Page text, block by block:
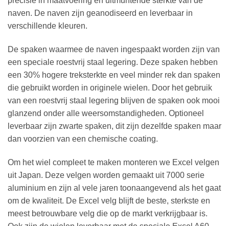
naven. De naven zijn geanodiseerd en leverbaar in
verschillende kleuren.
De spaken waarmee de naven ingespaakt worden zijn van
een speciale roestvrij staal legering. Deze spaken hebben
een 30% hogere treksterkte en veel minder rek dan spaken
die gebruikt worden in originele wielen. Door het gebruik
van een roestvrij staal legering blijven de spaken ook mooi
glanzend onder alle weersomstandigheden. Optioneel
leverbaar zijn zwarte spaken, dit zijn dezelfde spaken maar
dan voorzien van een chemische coating.
Om het wiel compleet te maken monteren we Excel velgen
uit Japan. Deze velgen worden gemaakt uit 7000 serie
aluminium en zijn al vele jaren toonaangevend als het gaat
om de kwaliteit. De Excel velg blijft de beste, sterkste en
meest betrouwbare velg die op de markt verkrijgbaar is.